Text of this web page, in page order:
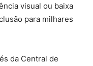
visual ou baixa
para milhares
da Central de